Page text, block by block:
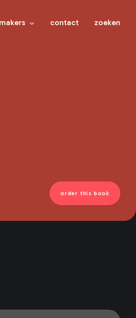
makers
contact zoeken
order this book